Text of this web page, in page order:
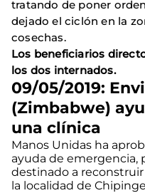
tratando de poner
dejado el ciclón en la
cosechas.
Los beneficiarios
los dos internados.
09/05/2019:
(Zimbabwe)
una clínica
Manos Unidas ha
ayuda de emergencia,
destinado a
la localidad de